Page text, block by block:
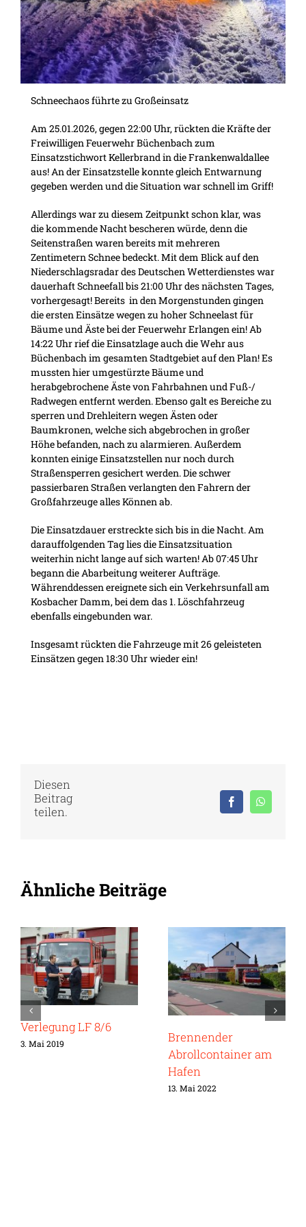
Schneechaos führte zu Großeinsatz
Am 25.01.2026, gegen 22:00 Uhr, rückten die Kräfte der
Freiwilligen Feuerwehr Büchenbach zum
Einsatzstichwort Kellerbrand in die Frankenwaldallee
aus! An der Einsatzstelle konnte gleich Entwarnung
gegeben werden und die Situation war schnell im Griff!
Allerdings war zu diesem Zeitpunkt schon klar, was
die kommende Nacht bescheren würde, denn die
Seitenstraßen waren bereits mit mehreren
Zentimetern Schnee bedeckt. Mit dem Blick auf den
Niederschlagsradar des Deutschen Wetterdienstes war
dauerhaft Schneefall bis 21:00 Uhr des nächsten Tages,
vorhergesagt! Bereits in den Morgenstunden gingen
die ersten Einsätze wegen zu hoher Schneelast für
Bäume und Äste bei der Feuerwehr Erlangen ein! Ab
14:22 Uhr rief die Einsatzlage auch die Wehr aus
Büchenbach im gesamten Stadtgebiet auf den Plan! Es
mussten hier umgestürzte Bäume und
herabgebrochene Äste von Fahrbahnen und Fuß-/
Radwegen entfernt werden. Ebenso galt es Bereiche zu
sperren und Drehleitern wegen Ästen oder
Baumkronen, welche sich abgebrochen in großer
Höhe befanden, nach zu alarmieren. Außerdem
konnten einige Einsatzstellen nur noch durch
Straßensperren gesichert werden. Die schwer
passierbaren Straßen verlangten den Fahrern der
Großfahrzeuge alles Können ab.
Die Einsatzdauer erstreckte sich bis in die Nacht. Am
darauffolgenden Tag lies die Einsatzsituation
weiterhin nicht lange auf sich warten! Ab 07:45 Uhr
begann die Abarbeitung weiterer Aufträge.
Währenddessen ereignete sich ein Verkehrsunfall am
Kosbacher Damm, bei dem das 1. Löschfahrzeug
ebenfalls eingebunden war.
Insgesamt rückten die Fahrzeuge mit 26 geleisteten
Einsätzen gegen 18:30 Uhr wieder ein!
Diesen
Beitrag
teilen.
Facebook
Ähnliche Beiträge
Verlegung LF 8/6
3. Mai 2019
Brennender
Abrollcontainer am
Hafen
13. Mai 2022